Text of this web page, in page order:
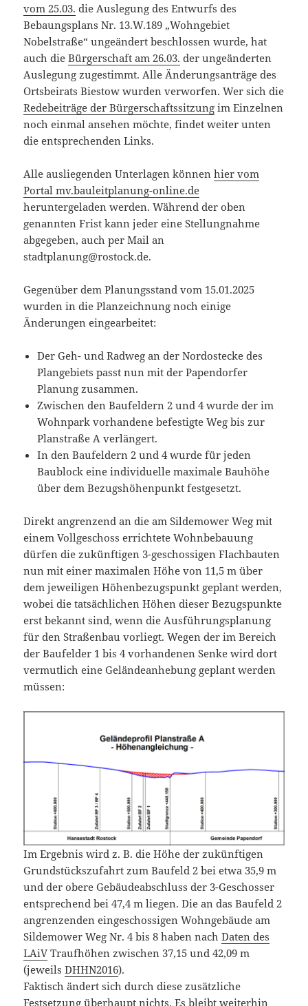
vom 25.03. die Auslegung des Entwurfs des
Bebaungsplans Nr. 13.W.189 „Wohngebiet
Nobelstraße“ ungeändert beschlossen wurde, hat
auch dieBürgerschaft am 26.03. der ungeänderten
Auslegung zugestimmt. Alle Änderungsanträge des
Ortsbeirats Biestow wurden verworfen. Wer sich die
Redebeiträge der Bürgerschaftssitzung im Einzelnen
noch einmal ansehen möchte, findet weiter unten
die entsprechenden Links.
Alle ausliegenden Unterlagen könnenhier vom
Portal mv.bauleitplanung-online.de
heruntergeladen werden. Während der oben
genannten Frist kann jeder eine Stellungnahme
abgegeben, auch per Mail an
stadtplanung@rostock.de.
Gegenüber dem Planungsstand vom 15.01.2025
wurden in die Planzeichnung noch einige
Änderungen eingearbeitet:
Der Geh- und Radweg an der Nordostecke des
Plangebiets passt nun mit der Papendorfer
Planung zusammen.
Zwischen den Baufeldern 2 und 4 wurde der im
Wohnpark vorhandene befestigte Weg bis zur
Planstraße A verlängert.
In den Baufeldern 2 und 4 wurde für jeden
Baublock eine individuelle maximale Bauhöhe
über dem Bezugshöhenpunkt festgesetzt.
Direkt angrenzend an die am Sildemower Weg mit
einem Vollgeschoss errichtete Wohnbebauung
dürfen die zukünftigen 3-geschossigen Flachbauten
nun mit einer maximalen Höhe von 11,5 m über
dem jeweiligen Höhenbezugspunkt geplant werden,
wobei die tatsächlichen Höhen dieser Bezugspunkte
erst bekannt sind, wenn die Ausführungsplanung
für den Straßenbau vorliegt. Wegen der im Bereich
der Baufelder 1 bis 4 vorhandenen Senke wird dort
vermutlich eine Geländeanhebung geplant werden
müssen:
Im Ergebnis wird z. B. die Höhe der zukünftigen
Grundstückszufahrt zum Baufeld 2 bei etwa 35,9 m
und der obere Gebäudeabschluss der 3-Geschosser
entsprechend bei 47,4 m liegen. Die an das Baufeld 2
angrenzenden eingeschossigen Wohngebäude am
Sildemower Weg Nr. 4 bis 8 haben nachDaten des
LAiV Traufhöhen zwischen 37,15 und 42,09 m
(jeweilsDHHN2016).
Faktisch ändert sich durch diese zusätzliche
Festsetzung überhaupt nichts. Es bleibt weiterhin